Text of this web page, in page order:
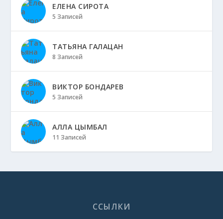
ЕЛЕНА СИРОТА
5 Записей
ТАТЬЯНА ГАЛАЦАН
8 Записей
ВИКТОР БОНДАРЕВ
5 Записей
АЛЛА ЦЫМБАЛ
11 Записей
ССЫЛКИ